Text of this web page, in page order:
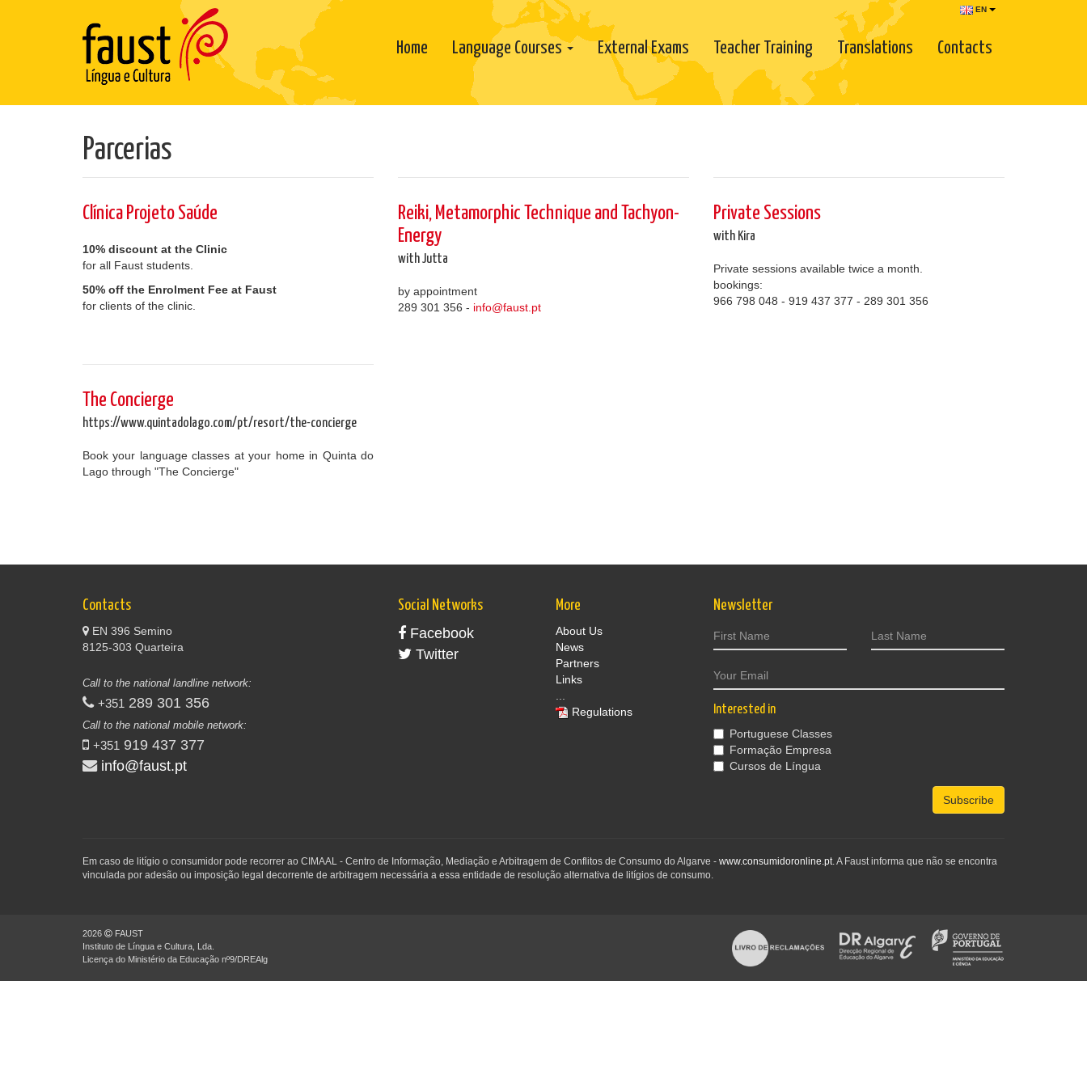
EN
Home Language Courses External Exams Teacher Training Translations Contacts
Parcerias
Clínica Projeto Saúde
10% discount at the Clinic
for all Faust students.
50% off the Enrolment Fee at Faust
for clients of the clinic.
Reiki, Metamorphic Technique and Tachyon-
Energy
with Jutta
by appointment
289 301 356 - info@faust.pt
Private Sessions
with Kira
Private sessions available twice a month.
bookings:
966 798 048 - 919 437 377 - 289 301 356
The Concierge
https://www.quintadolago.com/pt/resort/the-concierge
Book your language classes at your home in Quinta do
Lago through "The Concierge"
Contacts
EN 396 Semino
8125-303 Quarteira
Call to the national landline network:
+351 289 301 356
Call to the national mobile network:
+351 919 437 377
info@faust.pt
Social Networks
Facebook
Twitter
More
About Us
News
Partners
Links
Regulations
Newsletter
Interested in
Portuguese Classes
Formação Empresa
Cursos de Língua
Subscribe
Em caso de litígio o consumidor pode recorrer ao CIMAAL - Centro de Informação, Mediação e Arbitragem de Conflitos de Consumo do Algarve - www.consumidoronline.pt. A Faust informa que não se encontra
vinculada por adesão ou imposição legal decorrente de arbitragem necessária a essa entidade de resolução alternativa de litígios de consumo.
2026
FAUST
Instituto de Língua e Cultura, Lda.
Licença do Ministério da Educação nº9/DREAlg